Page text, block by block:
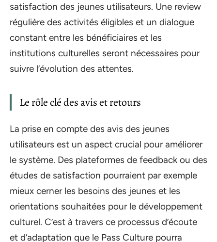
satisfaction des jeunes utilisateurs. Une review
régulière des activités éligibles et un dialogue
constant entre les bénéficiaires et les
institutions culturelles seront nécessaires pour
suivre l’évolution des attentes.
Le rôle clé des avis et retours
La prise en compte des avis des jeunes
utilisateurs est un aspect crucial pour améliorer
le système. Des plateformes de feedback ou des
études de satisfaction pourraient par exemple
mieux cerner les besoins des jeunes et les
orientations souhaitées pour le développement
culturel. C’est à travers ce processus d’écoute
et d’adaptation que le Pass Culture pourra